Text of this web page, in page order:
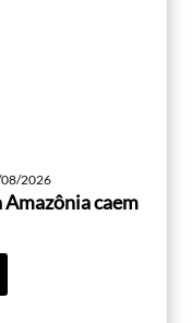
2026
caem